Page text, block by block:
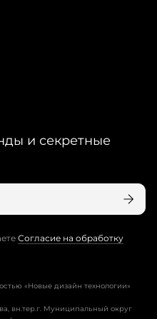
и секретные
Согласие на обработку
«Новые дизайн технологии»
вн.тер.г. Муниципальный округ